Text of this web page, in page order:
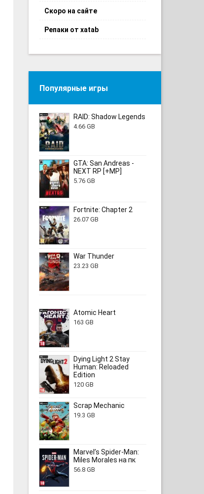
Скоро на сайте
Репаки от xatab
Популярные игры
RAID: Shadow Legends
4.66 GB
GTA: San Andreas -
NEXT RP [+MP]
5.76 GB
Fortnite: Chapter 2
26.07 GB
War Thunder
23.23 GB
Atomic Heart
163 GB
Dying Light 2 Stay
Human: Reloaded
Edition
120 GB
Scrap Mechanic
19.3 GB
Marvel’s Spider-Man:
Miles Morales на пк
56.8 GB